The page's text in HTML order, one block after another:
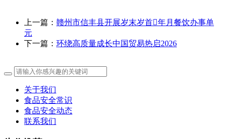
上一篇： 赣州市信丰县开展岁末岁首年月餐饮办事单
元
下一篇： 环绕高质量成长中国贸易热启2026
关于我们
食品安全常识
食品安全动态
联系我们